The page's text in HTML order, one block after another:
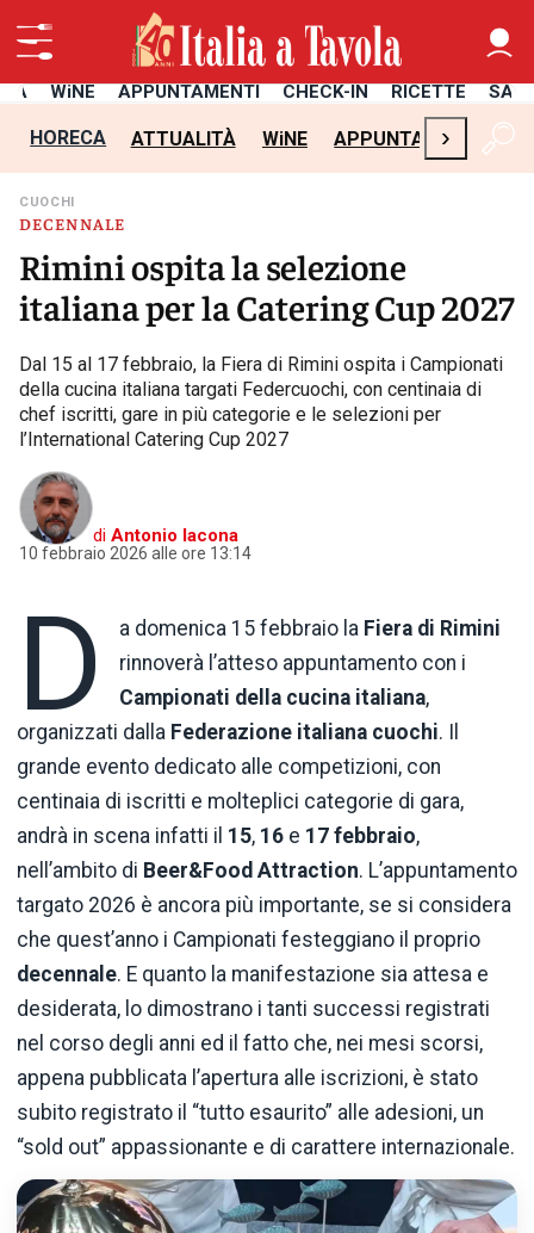
WiNE APPUNTAMENTI CHECK-IN RICETTE
HORECA ATTUALITÀ WiNE APPUNTAMENTI
›
DECENNALE
CUOCHI
Rimini ospita la selezione
italiana per la Catering Cup 2027
Dal 15 al 17 febbraio, la Fiera di Rimini ospita i Campionati
della cucina italiana targati Federcuochi, con centinaia di
chef iscritti, gare in più categorie e le selezioni per
l’International Catering Cup 2027
di Antonio Iacona
10 febbraio 2026 alle ore 13:14
D a domenica 15 febbraio la Fiera di Rimini
rinnoverà l’atteso appuntamento con i
Campionati della cucina italiana,
organizzati dalla Federazione italiana cuochi. Il
grande evento dedicato alle competizioni, con
centinaia di iscritti e molteplici categorie di gara,
andrà in scena infatti il 15, 16 e 17 febbraio,
nell’ambito di Beer&Food Attraction. L’appuntamento
targato 2026 è ancora più importante, se si considera
che quest’anno i Campionati festeggiano il proprio
decennale. E quanto la manifestazione sia attesa e
desiderata, lo dimostrano i tanti successi registrati
nel corso degli anni ed il fatto che, nei mesi scorsi,
appena pubblicata l’apertura alle iscrizioni, è stato
subito registrato il “tutto esaurito” alle adesioni, un
“sold out” appassionante e di carattere internazionale.